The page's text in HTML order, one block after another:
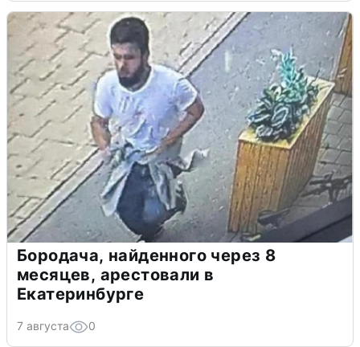
Бородача, найденного через 8
месяцев, арестовали в
Екатеринбурге
7 августа 0